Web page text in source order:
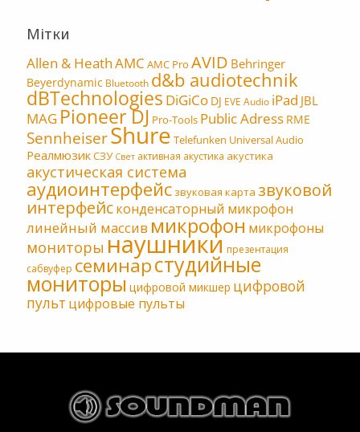
Мітки
Allen & HeathAMC AMC Pro AVID Behringer
Beyerdynamic Bluetooth d&b audiotechnik
dBTechnologies DiGiCo DJ EVE Audio iPad JBL
MAG Pioneer DJ Pro-Tools Public Adress RME
SennheiserShure Telefunken Universal Audio
РеалмюзикСЗУ Свет активная акустика акустика
акустическая система
аудиоинтерфейс звуковая карта звуковой
интерфейсконденсаторный микрофон
линейный массив микрофон микрофоны
мониторы наушники презентация
сабвуфер семинарстудийные
мониторы цифровой микшер цифровой
пульт цифровые пульты